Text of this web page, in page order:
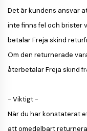
Det är kundens ansvar
inte finns fel och brister
betalar Freja skind
Om den returnerade
återbetalar Freja skind
- Viktigt -
När du har konstaterat
att omedelbart